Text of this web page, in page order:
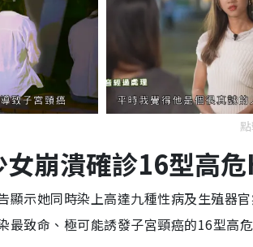
女崩潰確診16型高
顯示她同時染上高達九種性病及生殖器
最致命、極可能誘發子宮頸癌的16型高危